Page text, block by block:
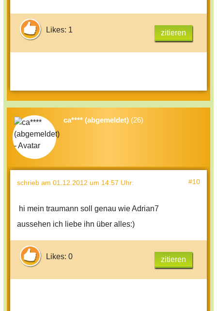
Likes: 1 zitieren
ca**** (abgemeldet) (26)
schrieb am 01.12.2012 um 14:57 Uhr: #10
hi mein traumann soll genau wie Adrian7
aussehen ich liebe ihn über alles:)
Likes: 0 zitieren